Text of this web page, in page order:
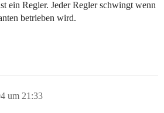
ein Regler. Jeder Regler schwingt wenn
betrieben wird.
um 21:33